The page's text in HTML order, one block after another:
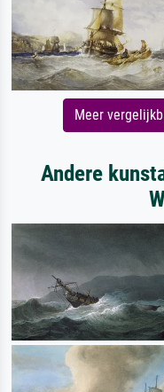
Meer
Andere